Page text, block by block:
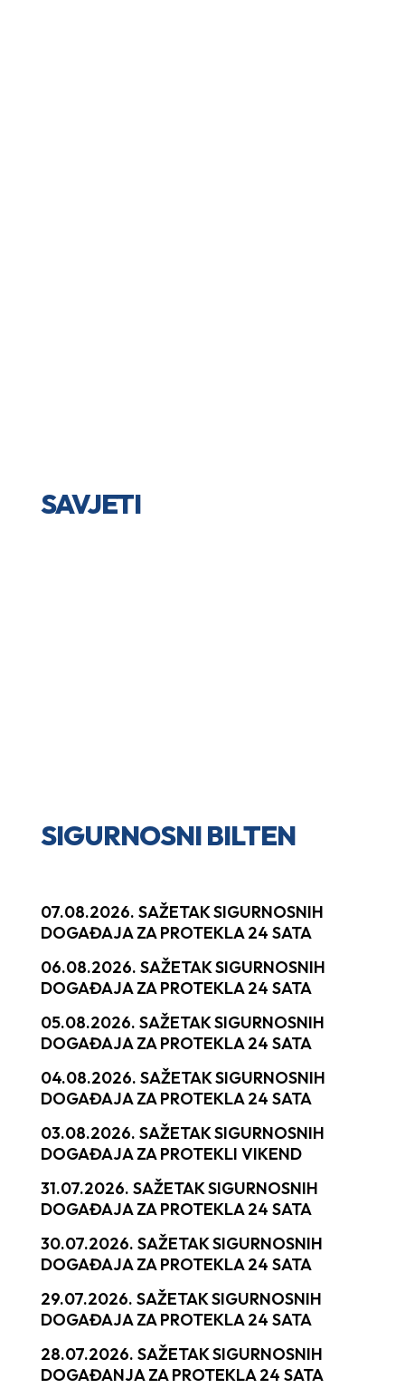
SAVJETI
SIGURNOSNI BILTEN
07.08.2026. SAŽETAK SIGURNOSNIH
DOGAĐAJA ZA PROTEKLA 24 SATA
06.08.2026. SAŽETAK SIGURNOSNIH
DOGAĐAJA ZA PROTEKLA 24 SATA
05.08.2026. SAŽETAK SIGURNOSNIH
DOGAĐAJA ZA PROTEKLA 24 SATA
04.08.2026. SAŽETAK SIGURNOSNIH
DOGAĐAJA ZA PROTEKLA 24 SATA
03.08.2026. SAŽETAK SIGURNOSNIH
DOGAĐAJA ZA PROTEKLI VIKEND
31.07.2026. SAŽETAK SIGURNOSNIH
DOGAĐAJA ZA PROTEKLA 24 SATA
30.07.2026. SAŽETAK SIGURNOSNIH
DOGAĐAJA ZA PROTEKLA 24 SATA
29.07.2026. SAŽETAK SIGURNOSNIH
DOGAĐAJA ZA PROTEKLA 24 SATA
28.07.2026. SAŽETAK SIGURNOSNIH
DOGAĐANJA ZA PROTEKLA 24 SATA